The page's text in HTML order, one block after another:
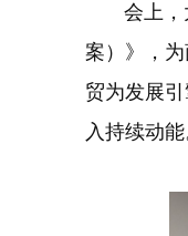
会上，大
案）》，
贸为发展
入持续动